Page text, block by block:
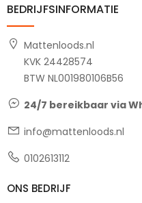
BEDRIJFSINFORMATIE
Mattenloods.nl
KVK 24428574
BTW NL001980106B56
24/7 bereikbaar via
info@mattenloods.nl
0102613112
ONS BEDRIJF